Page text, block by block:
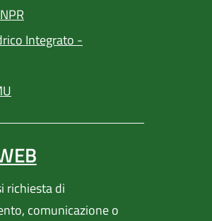
Integrato -
in un'altra scheda).
richiesta di
comunicazione o